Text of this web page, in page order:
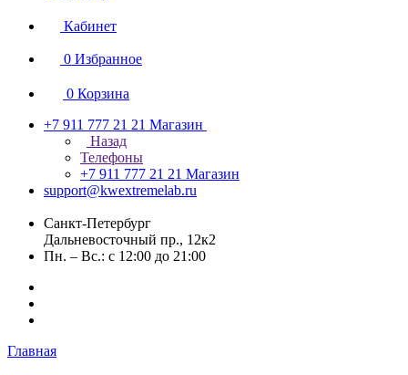
Кабинет
0 Избранное
0 Корзина
+7 911 777 21 21 Магазин
Назад
Телефоны
+7 911 777 21 21 Магазин
support@kwextremelab.ru
Санкт-Петербург
Дальневосточный пр., 12к2
Пн. – Вс.: с 12:00 до 21:00
Главная